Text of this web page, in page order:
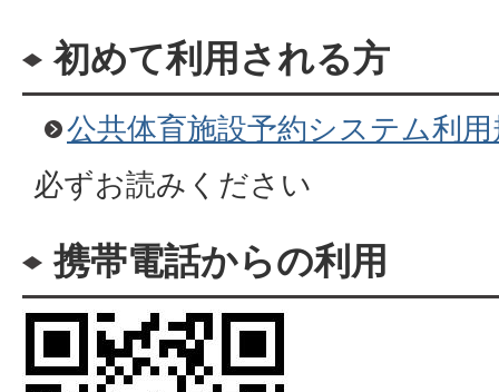
初めて利用される方
公共体育施設予約システム利
必ずお読みください
携帯電話からの利用